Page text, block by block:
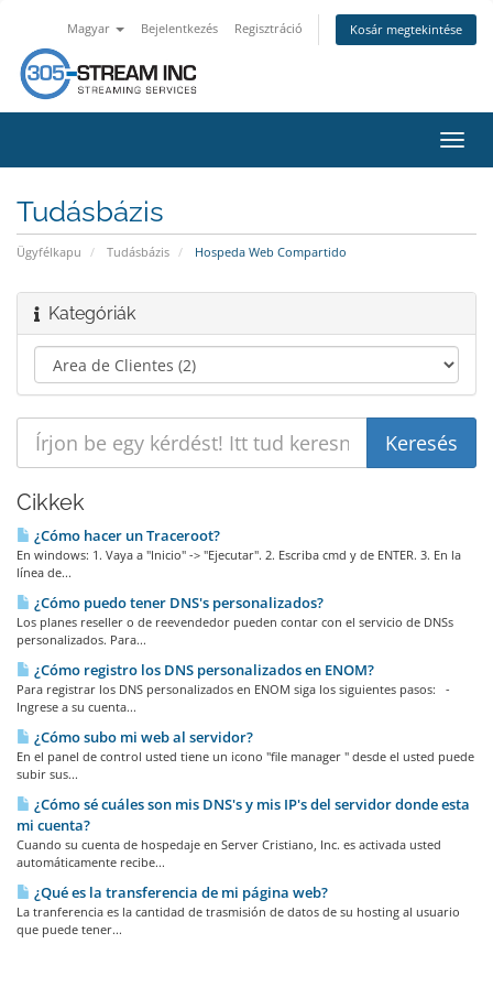
Magyar Bejelentkezés Regisztráció Kosár megtekintése
a
Tudásbázis
Ügyfélkapu Tudásbázis Hospeda Web Compartido
Kategóriák
Cikkek
¿Cómo hacer un Traceroot?
En windows: 1. Vaya a "Inicio" -> "Ejecutar". 2. Escriba cmd y de ENTER. 3. En la
línea de...
¿Cómo puedo tener DNS's personalizados?
Los planes reseller o de reevendedor pueden contar con el servicio de DNSs
personalizados. Para...
¿Cómo registro los DNS personalizados en ENOM?
Para registrar los DNS personalizados en ENOM siga los siguientes pasos: -
Ingrese a su cuenta...
¿Cómo subo mi web al servidor?
En el panel de control usted tiene un icono "file manager " desde el usted puede
subir sus...
¿Cómo sé cuáles son mis DNS's y mis IP's del servidor donde esta
mi cuenta?
Cuando su cuenta de hospedaje en Server Cristiano, Inc. es activada usted
automáticamente recibe...
¿Qué es la transferencia de mi página web?
La tranferencia es la cantidad de trasmisión de datos de su hosting al usuario
que puede tener...